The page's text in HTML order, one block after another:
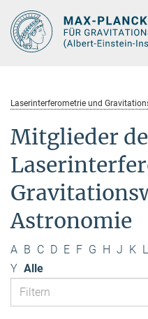
Hauptinhalt
Laserinterferometrie und
Mitglieder
Astronomie
A B C D E F G H J K L
Y Alle